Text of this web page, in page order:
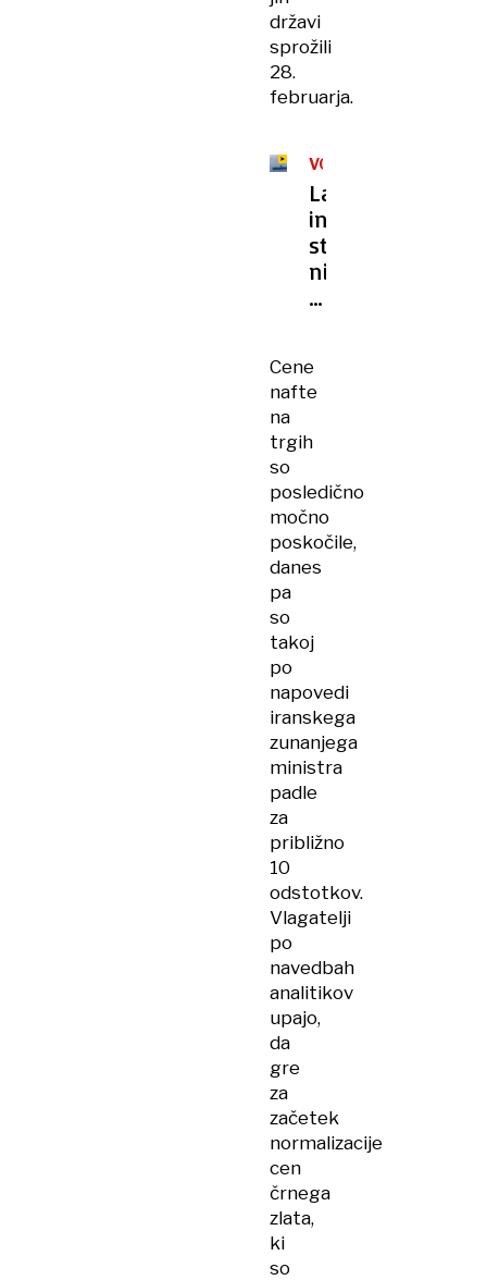
državi
sprožili
28.
februarja.
VOJNA
V
IRANU
Lakota
in
strahotno
nizka
morala:
med
ameriškimi
Cene
nafte
na
trgih
so
posledično
močno
poskočile,
danes
pa
so
takoj
po
napovedi
iranskega
zunanjega
ministra
padle
za
približno
10
odstotkov.
Vlagatelji
po
navedbah
analitikov
upajo,
da
gre
za
začetek
normalizacije
cen
črnega
zlata,
ki
so